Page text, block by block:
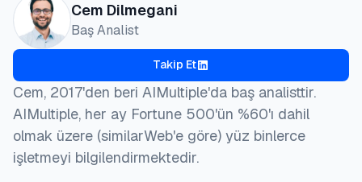
Cem Dilmegani
Baş Analist
Takip Et
Cem, 2017'den beri AIMultiple'da baş analisttir.
AIMultiple, her ay Fortune 500'ün %60'ı dahil
olmak üzere (similarWeb'e göre) yüz binlerce
işletmeyi bilgilendirmektedir.